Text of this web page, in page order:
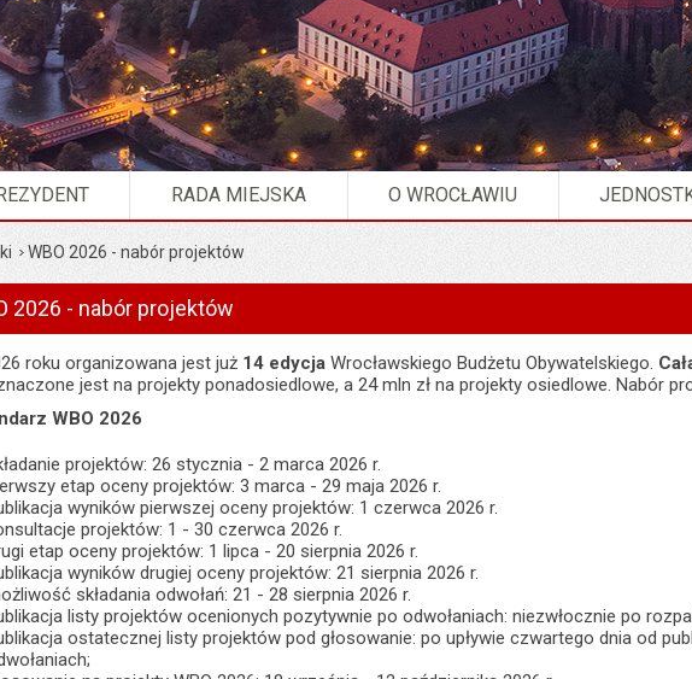
RADA MIEJSKA O WROCŁAWIU
WBO 2026 - nabór projektów
2026 - nabór projektów
roku organizowana jest już 14 edycja Wrocławskiego Budżetu Obywatelskiego.
jest na projekty ponadosiedlowe, a 24 mln zł na projekty osiedlowe. Nabór
WBO 2026
projektów: 26 stycznia - 2 marca 2026 r.
etap oceny projektów: 3 marca - 29 maja 2026 r.
wyników pierwszej oceny projektów: 1 czerwca 2026 r.
projektów: 1 - 30 czerwca 2026 r.
etap oceny projektów: 1 lipca - 20 sierpnia 2026 r.
wyników drugiej oceny projektów: 21 sierpnia 2026 r.
składania odwołań: 21 - 28 sierpnia 2026 r.
listy projektów ocenionych pozytywnie po odwołaniach: niezwłocznie po
ostatecznej listy projektów pod głosowanie: po upływie czwartego dnia od